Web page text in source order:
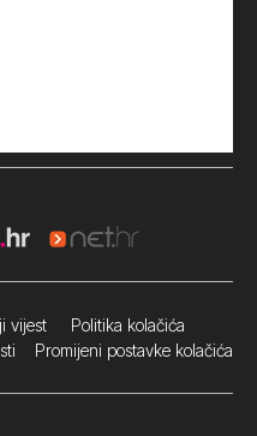
vijest Politika kolačića
Promijeni postavke kolačića